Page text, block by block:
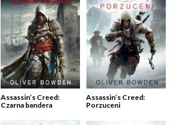
Assassin’s Creed:
Czarna bandera
Assassin’s Creed:
Porzuceni